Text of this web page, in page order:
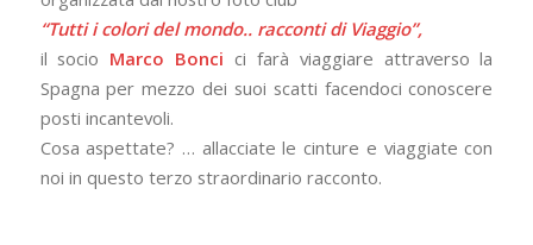
“Tutti i colori del mondo.. racconti di Viaggio”,
il socio Marco Bonci ci farà viaggiare attraverso la
Spagna per mezzo dei suoi scatti facendoci conoscere
posti incantevoli.
Cosa aspettate? … allacciate le cinture e viaggiate con
noi in questo terzo straordinario racconto.